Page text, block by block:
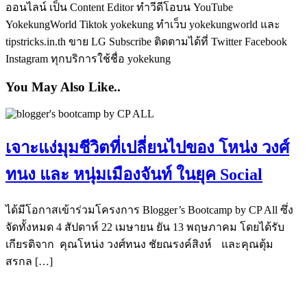
ออนไลน์ เป็น Content Editor ทำวีดีโอบน YouTube
YokekungWorld Tiktok yokekung ทำเว็บ yokekungworld และ
tipstricks.in.th ขาย LG Subscribe ติดตามได้ที่ Twitter Facebook
Instagram ทุกบริการใช้ชื่อ yokekung
You May Also Like..
เจาะแง่มุมชีวิตที่เปลี่ยนไปของ โหน่ง วงศ์
ทนง และ หนุ่มเมืองจันท์ ในยุค Social
ได้มีโอกาสเข้าร่วมโครงการ Blogger’s Bootcamp by CP All ซึ่ง
จัดทั้งหมด 4 สัปดาห์ 22 เมษายน ยัน 13 พฤษภาคม โดยได้รับ
เกียรติจาก คุณโหน่ง วงศ์ทนง ชัยณรงค์สิงห์ และคุณตุ้ม
สรกล […]